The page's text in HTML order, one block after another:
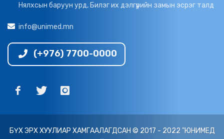
Нялхсын баруун урд, Билэг их дэлгүүрийн замын эсрэг талд
info@unimed.mn
(+976) 7700-0000
БҮХ ЭРХ ХУУЛИАР ХАМГААЛАГДСАН © 2017 - 2022 "ЮНИМЕД